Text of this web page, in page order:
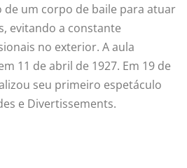
de um corpo de baile para atuar
evitando a constante
no exterior. A aula
11 de abril de 1927. Em 19 de
seu primeiro espetáculo
e Divertissements.